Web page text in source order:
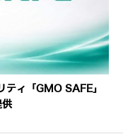
ティ「GMO SAFE」
供